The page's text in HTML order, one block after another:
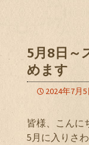
5月8日～
めます
2024年7月5
皆様、こんに
5月に入りさ